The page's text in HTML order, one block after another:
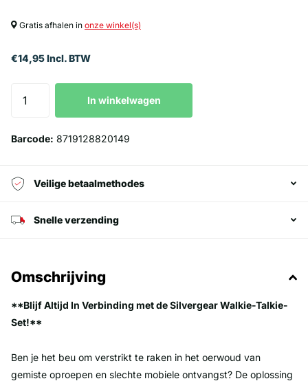
Gratis afhalen in onze winkel(s)
€14,95 Incl. BTW
In winkelwagen
Barcode: 8719128820149
Veilige betaalmethodes
Snelle verzending
Omschrijving
**Blijf Altijd In Verbinding met de Silvergear Walkie-Talkie-
Set!**
Ben je het beu om verstrikt te raken in het oerwoud van
gemiste oproepen en slechte mobiele ontvangst? De oplossing